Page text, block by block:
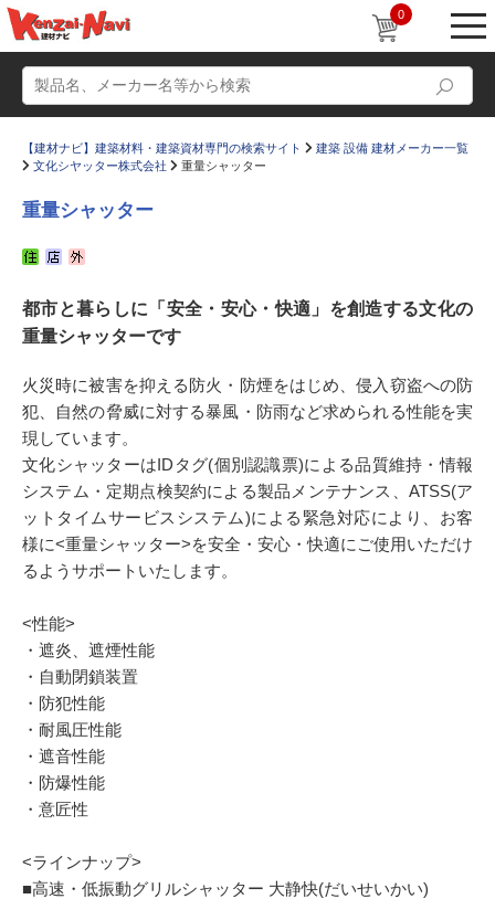
0
かたなび コラム
Q＆A 販売・施工代理店募集
お気に入り
【建材ナビ】建築材料・建築資材専門の検索サイト
建築 設備 建材メーカー一覧
文化シヤッター株式会社
重量シャッター
重量シャッター
都市と暮らしに「安全・安心・快適」を創造する文化の
重量シャッターです
火災時に被害を抑える防火・防煙をはじめ、侵入窃盗への防
犯、自然の脅威に対する暴風・防雨など求められる性能を実
現しています。
文化シャッターはIDタグ(個別認識票)による品質維持・情報
システム・定期点検契約による製品メンテナンス、ATSS(ア
ットタイムサービスシステム)による緊急対応により、お客
様に<重量シャッター>を安全・安心・快適にご使用いただけ
るようサポートいたします。
<性能>
・遮炎、遮煙性能
・自動閉鎖装置
・防犯性能
・耐風圧性能
・遮音性能
・防爆性能
・意匠性
<ラインナップ>
■高速・低振動グリルシャッター 大静快(だいせいかい)